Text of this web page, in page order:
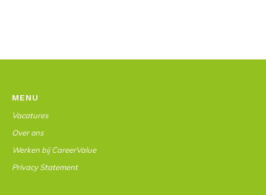
MENU
Vacatures
Over ons
Werken bij CareerValue
Privacy Statement